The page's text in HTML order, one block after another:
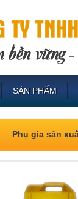
SẢN PHẨM
Phụ gia sản